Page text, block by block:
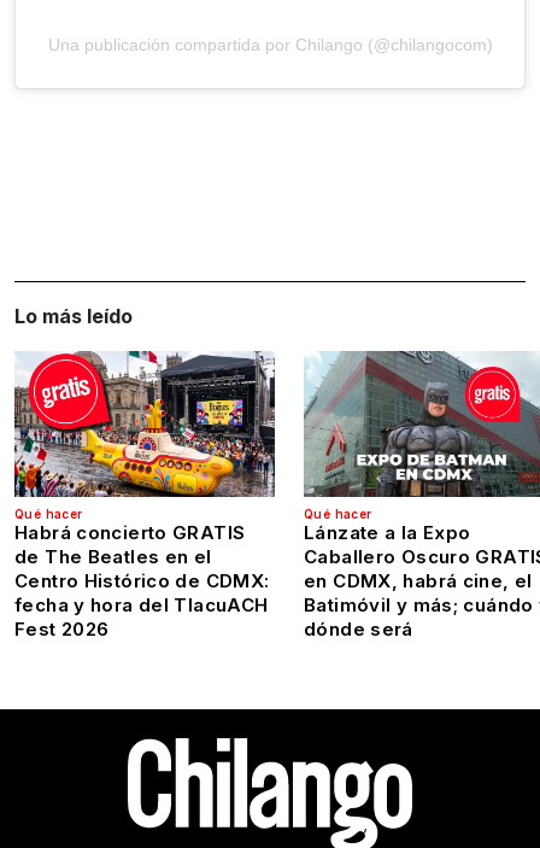
Una publicación compartida por Chilango (@chilangocom)
Lo más leído
Qué hacer
Habrá concierto GRATIS
de The Beatles en el
Centro Histórico de CDMX:
fecha y hora del TlacuACH
Fest 2026
Qué hacer
Lánzate a la Expo
Caballero Oscuro
en CDMX, habrá cine, el
Batimóvil y más; cuándo
dónde será